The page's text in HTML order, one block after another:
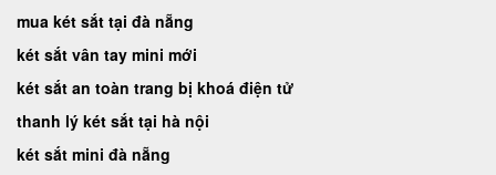
mua két sắt tại đà nẵng
két sắt vân tay mini mới
két sắt an toàn trang bị khoá điện tử
thanh lý két sắt tại hà nội
két sắt mini đà nẵng